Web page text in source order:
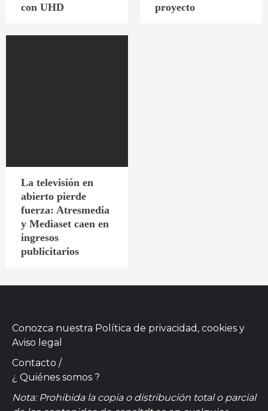
con UHD
proyecto
La televisión en
abierto pierde
fuerza: Atresmedia
y Mediaset caen en
ingresos
publicitarios
Conozca nuestra Política de privacidad, cookies y
Aviso legal
Contacto /
¿ Quiénes somos ?
Nota: Prohibida la copia o distribución total o parcial